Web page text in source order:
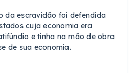
da escravidão foi defendida
cuja economia era
e tinha na mão de obra
de sua economia.